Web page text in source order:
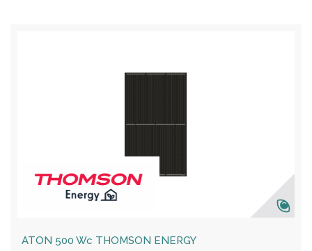
ATON 500 Wc THOMSON ENERGY